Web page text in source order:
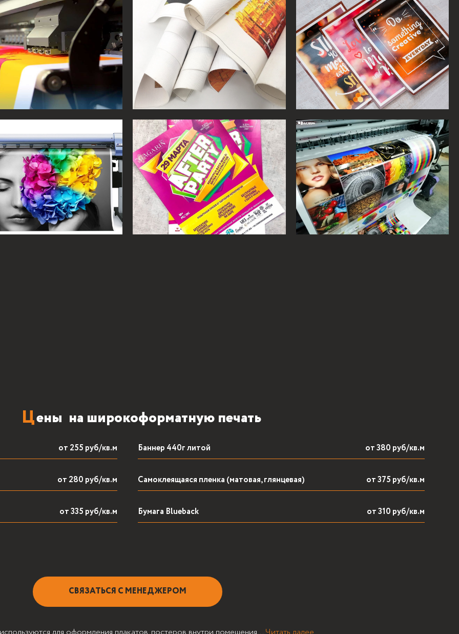
от 255 руб/кв.м
от 280 руб/кв.м
от 335 руб/кв.м
Баннер 440г литой от 380 руб/кв.м
Самоклеящаяся пленка (матовая, глянцевая) от 375 руб/кв.м
Бумага Blueback от 310 руб/кв.м
СВЯЗАТЬСЯ С МЕНЕДЖЕРОМ
печать нужно доверять